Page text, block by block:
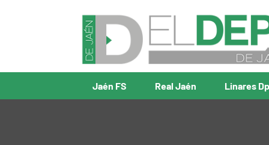
Jaén FS Real Jaén Linares